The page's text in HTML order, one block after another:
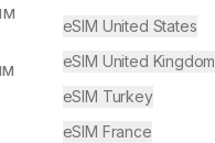
eSIM United States
eSIM United Kingdom
eSIM Turkey
eSIM France